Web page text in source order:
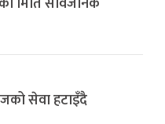
सेवा हटाइँदै